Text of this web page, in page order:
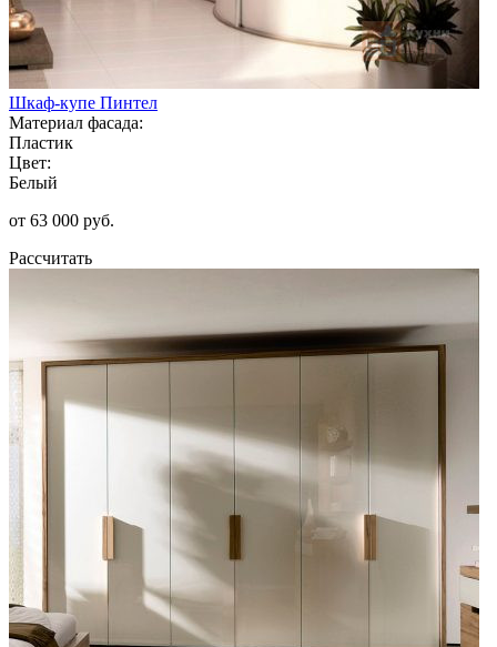
Шкаф-купе Пинтел
Материал фасада:
Пластик
Цвет:
Белый
от 63 000 руб.
Рассчитать